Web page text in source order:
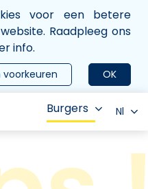
voor een betere
Raadpleeg ons
info.
OK
Burgers Nl